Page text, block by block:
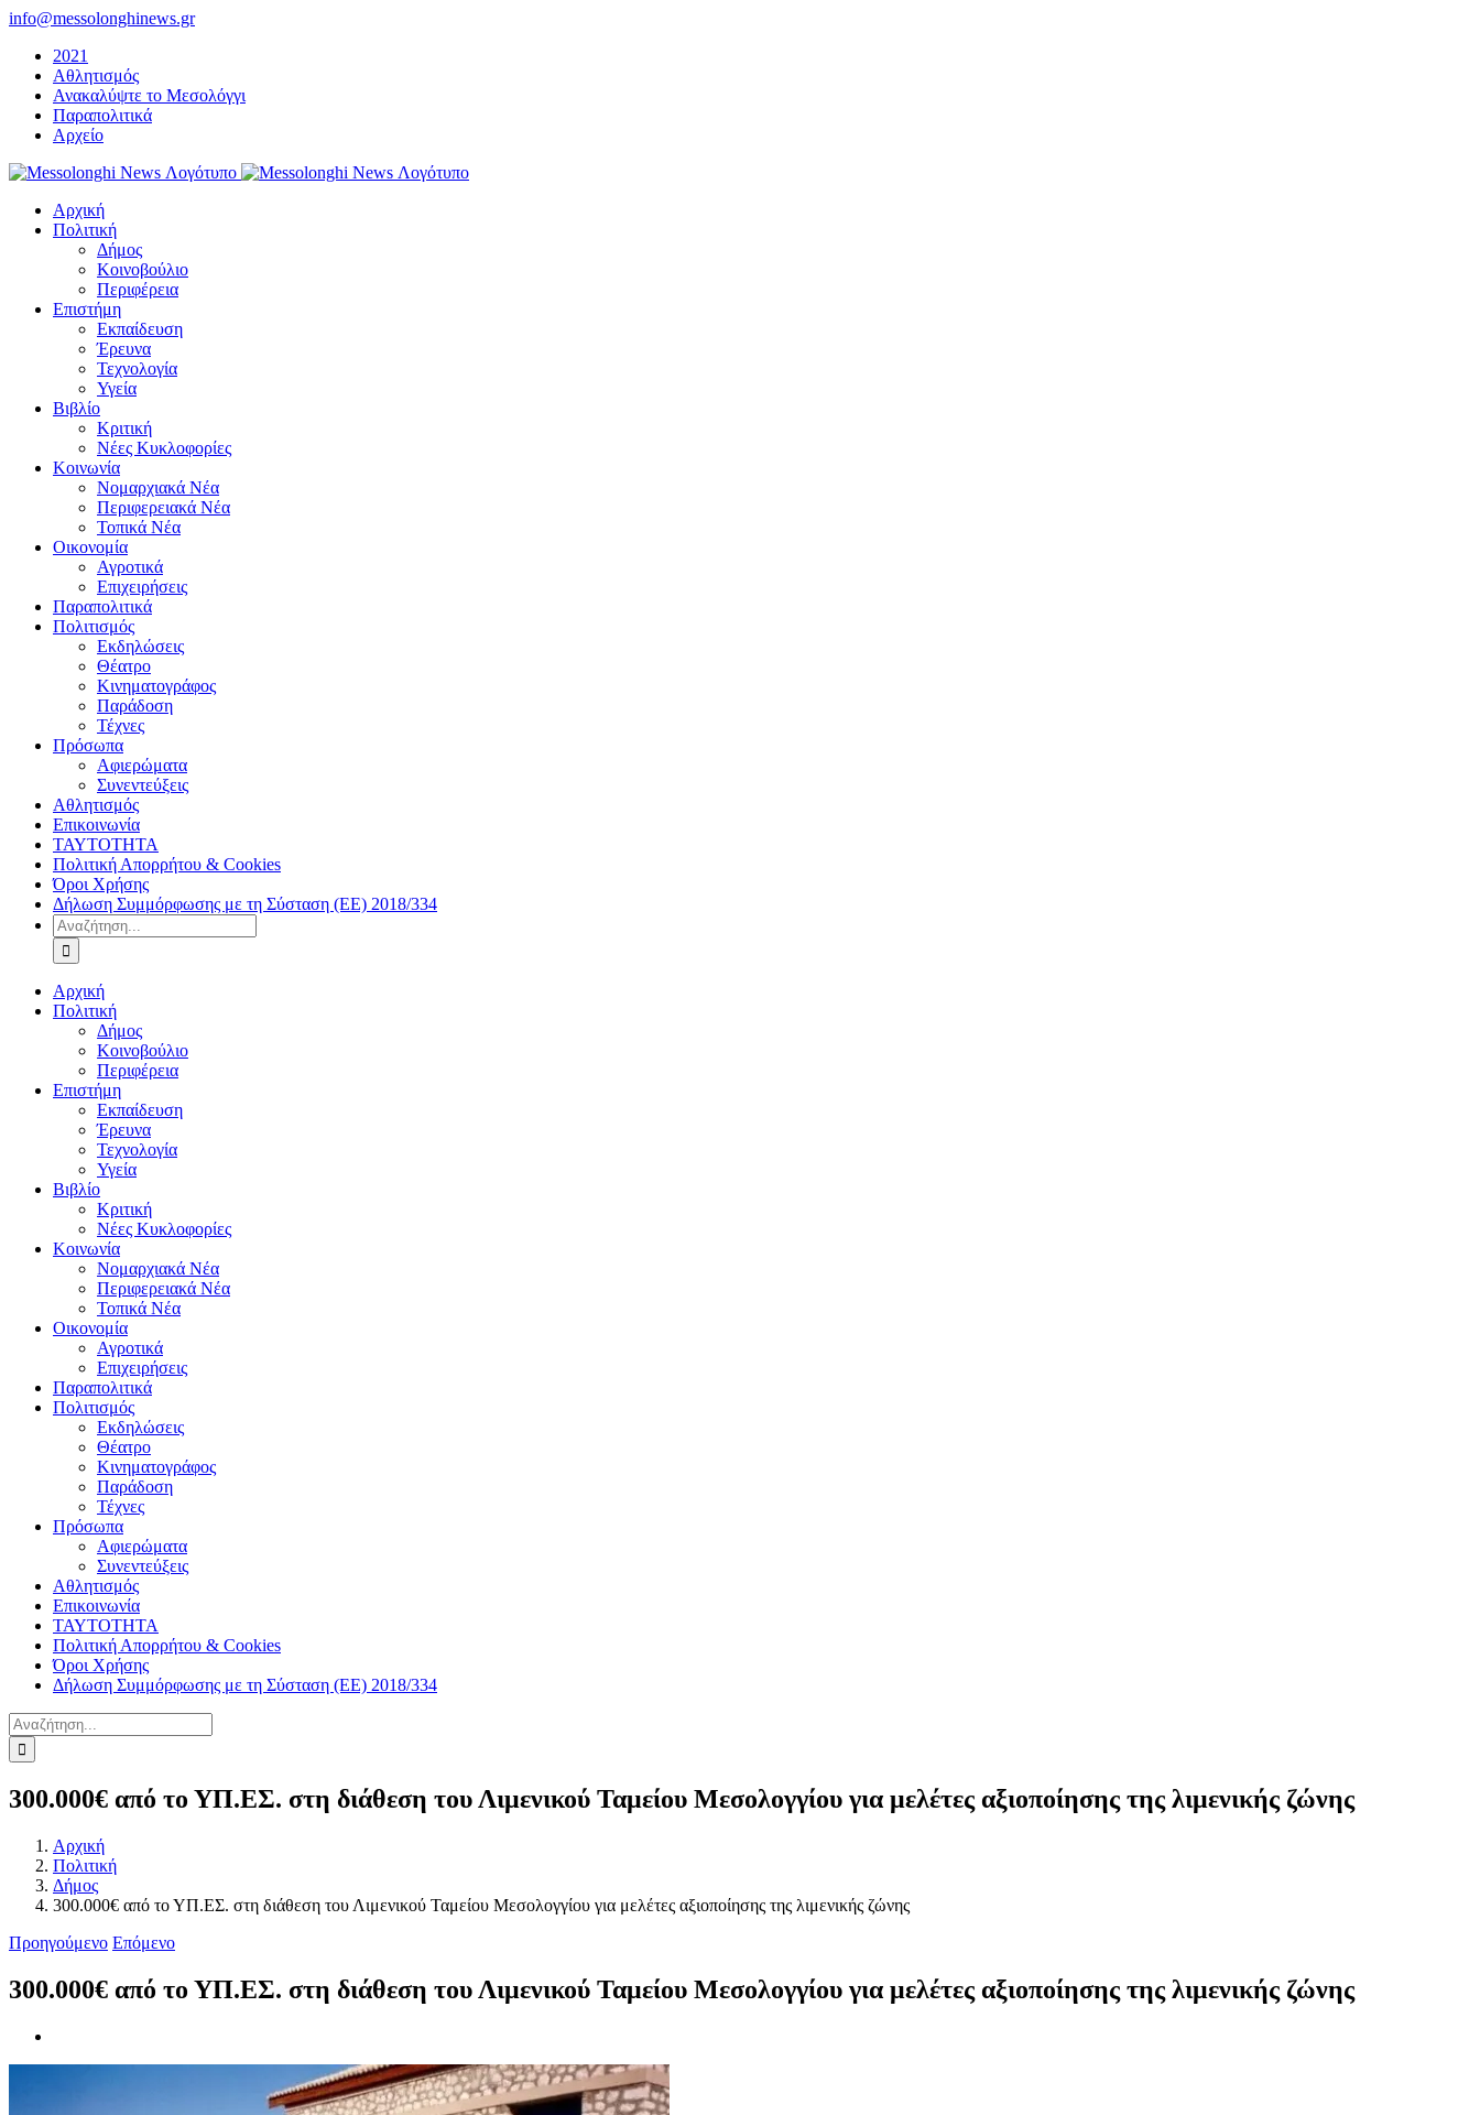
Μετάβαση
περιεχόμενο
info@messolonghinews.gr
2021
Αθλητισμός
Ανακαλύψτε το Μεσολόγγι
Παραπολιτικά
Αρχείο
Αρχική
Πολιτική
Δήμος
Κοινοβούλιο
Περιφέρεια
Επιστήμη
Εκπαίδευση
Έρευνα
Τεχνολογία
Υγεία
Βιβλίο
Κριτική
Νέες Κυκλοφορίες
Κοινωνία
Νομαρχιακά Νέα
Περιφερειακά Νέα
Τοπικά Νέα
Οικονομία
Αγροτικά
Επιχειρήσεις
Παραπολιτικά
Πολιτισμός
Εκδηλώσεις
Θέατρο
Κινηματογράφος
Παράδοση
Τέχνες
Πρόσωπα
Αφιερώματα
Συνεντεύξεις
Αθλητισμός
Επικοινωνία
ΤΑΥΤΟΤΗΤΑ
Πολιτική Απορρήτου & Cookies
Όροι Χρήσης
Δήλωση Συμμόρφωσης με τη Σύσταση (ΕΕ) 2018/334
Αναζήτηση
για:
Αρχική
Πολιτική
Δήμος
Κοινοβούλιο
Περιφέρεια
Επιστήμη
Εκπαίδευση
Έρευνα
Τεχνολογία
Υγεία
Βιβλίο
Κριτική
Νέες Κυκλοφορίες
Κοινωνία
Νομαρχιακά Νέα
Περιφερειακά Νέα
Τοπικά Νέα
Οικονομία
Αγροτικά
Επιχειρήσεις
Παραπολιτικά
Πολιτισμός
Εκδηλώσεις
Θέατρο
Κινηματογράφος
Παράδοση
Τέχνες
Πρόσωπα
Αφιερώματα
Συνεντεύξεις
Αθλητισμός
Επικοινωνία
ΤΑΥΤΟΤΗΤΑ
Πολιτική Απορρήτου & Cookies
Όροι Χρήσης
Δήλωση Συμμόρφωσης με τη Σύσταση (ΕΕ) 2018/334
Αναζήτηση
για:
300.000€ από το ΥΠ.ΕΣ. στη διάθεση του Λιμενικού Ταμείου Μεσολογγίου για μελέτες αξιοποίησης της λιμενικής ζώνης
Αρχική
Πολιτική
Δήμος
300.000€ από το ΥΠ.ΕΣ. στη διάθεση του Λιμενικού Ταμείου Μεσολογγίου για μελέτες αξιοποίησης της λιμενικής ζώνης
Προηγούμενο Επόμενο
300.000€ από το ΥΠ.ΕΣ. στη διάθεση του Λιμενικού Ταμείου Μεσολογγίου για μελέτες αξιοποίησης της λιμενικής ζώνης